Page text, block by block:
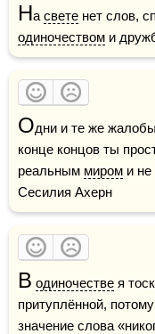
На свете
одиночеством и
Одни и те же
конце концов ты
реальным миром и
Сесилия Ахерн
В одиночестве я
притуплённой,
значение слова